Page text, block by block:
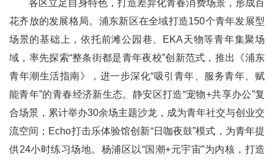
各区立足自身特色，打造差异化青春消费场景，形成百
花齐放的发展格局。浦东新区在全域打造150个青年发展型
场景的基础上，依托前滩公园巷、EKA天物等青年集聚场
域，率先探索“整条街都是青年夜校”创新范式，推出《浦东
青年潮生活指南》，进一步深化“吸引青年、服务青年、赋
能青年”的青春经济新生态。静安区打造“宠物+共享办公”复
合场景，累计举办30余场主题沙龙，成为青年社交与创业交
流空间；Echo打击乐体验馆创新“日咖夜鼓”模式，为青年提
供24小时练习场地。杨浦区以“国潮+元宇宙”为内核，打造